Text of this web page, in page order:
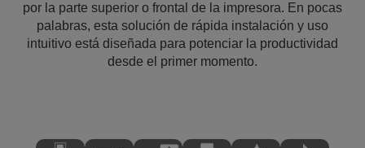
por la parte superior o frontal de la impresora. En pocas
palabras, esta solución de rápida instalación y uso
intuitivo está diseñada para potenciar la productividad
desde el primer momento.